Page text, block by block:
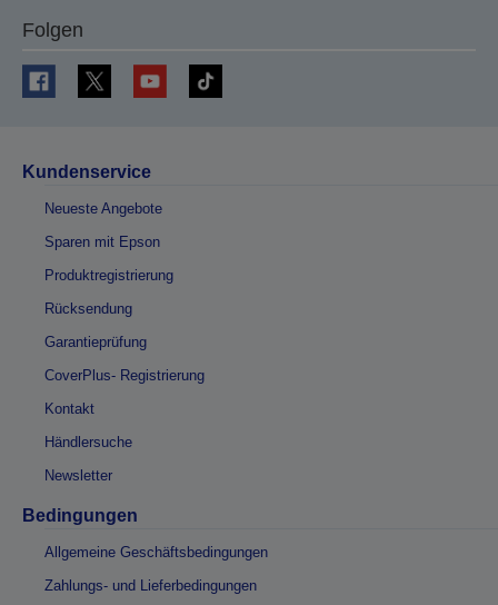
Folgen
Kundenservice
Neueste Angebote
Sparen mit Epson
Produktregistrierung
Rücksendung
Garantieprüfung
CoverPlus- Registrierung
Kontakt
Händlersuche
Newsletter
Bedingungen
Allgemeine Geschäftsbedingungen
Zahlungs- und Lieferbedingungen